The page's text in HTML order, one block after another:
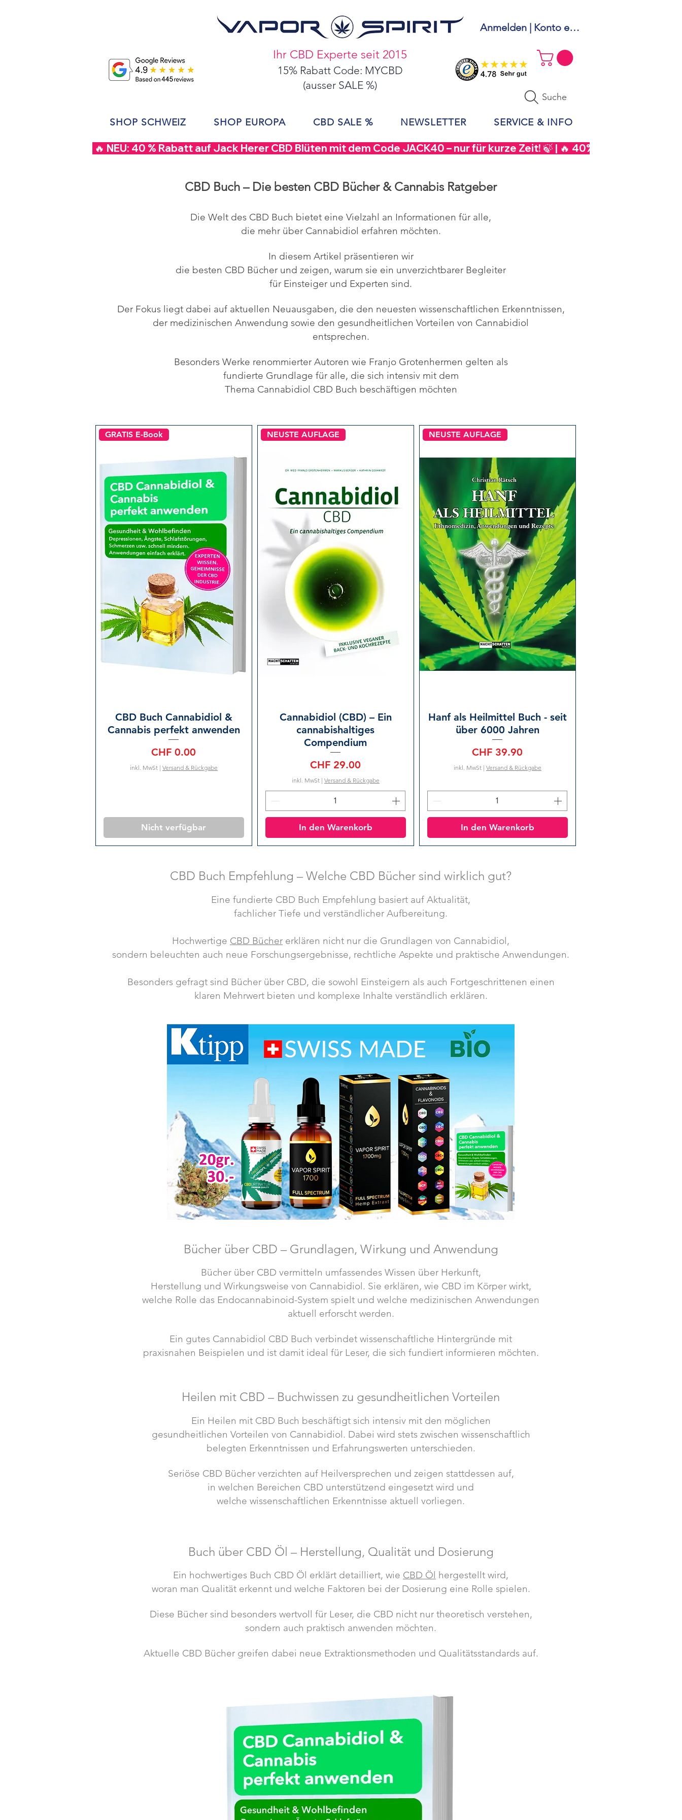
Anmelden | Konto erstellen
Ihr CBD Experte seit 2015
15% Rabatt Code: MYCBD
(ausser SALE %)
Suche
SHOP SCHWEIZ SHOP EUROPA CBD SALE % NEWSLETTER SERVICE & INFO
🔥 NEU: 40 % Rabatt auf Jack Herer CBD Blüten mit dem Code JACK40 – nur für kurze Zeit! 🍃 | 🔥 40% Rabatt auf
CBD Buch – Die besten CBD Bücher & Cannabis Ratgeber
Die Welt des CBD Buch bietet eine Vielzahl an Informationen für alle,
die mehr über Cannabidiol erfahren möchten.
In diesem Artikel präsentieren wir
die besten CBD Bücher und zeigen, warum sie ein unverzichtbarer Begleiter
für Einsteiger und Experten sind.
Der Fokus liegt dabei auf aktuellen Neuausgaben, die den neuesten wissenschaftlichen Erkenntnissen,
der medizinischen Anwendung sowie den gesundheitlichen Vorteilen von Cannabidiol
entsprechen.
Besonders Werke renommierter Autoren wie Franjo Grotenhermen gelten als
fundierte Grundlage für alle, die sich intensiv mit dem
Thema Cannabidiol CBD Buch beschäftigen möchten
GRATIS E-Book
CBD Buch Cannabidiol &
Cannabis perfekt anwenden
Preis
CHF 0.00
inkl. MwSt| Versand & Rückgabe
Nicht verfügbar
NEUSTE AUFLAGE
Cannabidiol (CBD) – Ein
cannabishaltiges
Compendium
Preis
CHF 29.00
inkl. MwSt| Versand & Rückgabe
In den Warenkorb
NEUSTE AUFLAGE
Hanf als Heilmittel Buch - seit
über 6000 Jahren
Preis
CHF 39.90
inkl. MwSt| Versand & Rückgabe
In den Warenkorb
CBD Buch Empfehlung – Welche CBD Bücher sind wirklich gut?
Eine fundierte CBD Buch Empfehlung basiert auf Aktualität,
fachlicher Tiefe und verständlicher Aufbereitung.
Hochwertige CBD Bücher erklären nicht nur die Grundlagen von Cannabidiol,
sondern beleuchten auch neue Forschungsergebnisse, rechtliche Aspekte und praktische Anwendungen.
Besonders gefragt sind Bücher über CBD, die sowohl Einsteigern als auch Fortgeschrittenen einen
klaren Mehrwert bieten und komplexe Inhalte verständlich erklären.
Bücher über CBD – Grundlagen, Wirkung und Anwendung
Bücher über CBD vermitteln umfassendes Wissen über Herkunft,
Herstellung und Wirkungsweise von Cannabidiol. Sie erklären, wie CBD im Körper wirkt,
welche Rolle das Endocannabinoid-System spielt und welche medizinischen Anwendungen
aktuell erforscht werden.
Ein gutes Cannabidiol CBD Buch verbindet wissenschaftliche Hintergründe mit
praxisnahen Beispielen und ist damit ideal für Leser, die sich fundiert informieren möchten.
Heilen mit CBD – Buchwissen zu gesundheitlichen Vorteilen
Ein Heilen mit CBD Buch beschäftigt sich intensiv mit den möglichen
gesundheitlichen Vorteilen von Cannabidiol. Dabei wird stets zwischen wissenschaftlich
belegten Erkenntnissen und Erfahrungswerten unterschieden.
Seriöse CBD Bücher verzichten auf Heilversprechen und zeigen stattdessen auf,
in welchen Bereichen CBD unterstützend eingesetzt wird und
welche wissenschaftlichen Erkenntnisse aktuell vorliegen.
Buch über CBD Öl – Herstellung, Qualität und Dosierung
Ein hochwertiges Buch CBD Öl erklärt detailliert, wie CBD Öl hergestellt wird,
woran man Qualität erkennt und welche Faktoren bei der Dosierung eine Rolle spielen.
Diese Bücher sind besonders wertvoll für Leser, die CBD nicht nur theoretisch verstehen,
sondern auch praktisch anwenden möchten.
Aktuelle CBD Bücher greifen dabei neue Extraktionsmethoden und Qualitätsstandards auf.